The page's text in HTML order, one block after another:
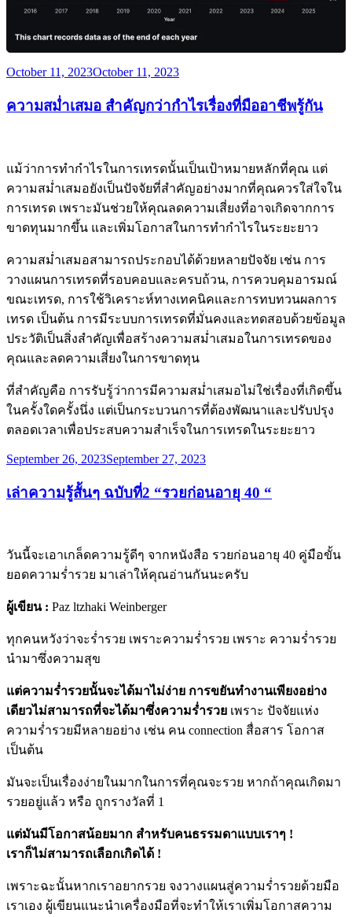
Posted
October 11, 2023October 11, 2023
ความสม่ำเสมอ สำคัญกว่ากำไรเรื่องที่มืออาชีพรู้กัน
แม้ว่าการทำกำไรในการเทรดนั้นเป็นเป้าหมายหลักที่คุณ แต่
ความสม่ำเสมอยังเป็นปัจจัยที่สำคัญอย่างมากที่คุณควรใส่ใจใน
การเทรด เพราะมันช่วยให้คุณลดความเสี่ยงที่อาจเกิดจากการ
ขาดทุนมากขึ้น และเพิ่มโอกาสในการทำกำไรในระยะยาว
ความสม่ำเสมอสามารถประกอบได้ด้วยหลายปัจจัย เช่น การ
วางแผนการเทรดที่รอบคอบและครบถ้วน, การควบคุมอารมณ์
ขณะเทรด, การใช้วิเคราะห์ทางเทคนิคและการทบทวนผลการ
เทรด เป็นต้น การมีระบบการเทรดที่มั่นคงและทดสอบด้วยข้อมูล
ประวัติเป็นสิ่งสำคัญเพื่อสร้างความสม่ำเสมอในการเทรดของ
คุณและลดความเสี่ยงในการขาดทุน
ที่สำคัญคือ การรับรู้ว่าการมีความสม่ำเสมอไม่ใช่เรื่องที่เกิดขึ้น
ในครั้งใดครั้งนึ่ง แต่เป็นกระบวนการที่ต้องพัฒนาและปรับปรุง
ตลอดเวลาเพื่อประสบความสำเร็จในการเทรดในระยะยาว
Posted
September 26, 2023September 27, 2023
เล่าความรู้สั้นๆ ฉบับที่2 “รวยก่อนอายุ 40 “
วันนี้จะเอาเกล็ดความรู้ดีๆ จากหนังสือ รวยก่อนอายุ 40 คู่มือขั้น
ยอดความร่ำรวย มาเล่าให้คุณอ่านกันนะครับ
ผู้เขียน : Paz ltzhaki Weinberger
ทุกคนหวังว่าจะร่ำรวย เพราะความร่ำรวย เพราะ ความร่ำรวย
นำมาซึ่งความสุข
แต่ความร่ำรวยนั้นจะได้มาไม่ง่าย การขยันทำงานเพียงอย่าง
เดียวไม่สามารถที่จะได้มาซึ่งความร่ำรวย เพราะ ปัจจัยแห่ง
ความร่ำรวยมีหลายอย่าง เช่น คน connection สื่อสาร โอกาส
เป็นต้น
มันจะเป็นเรื่องง่ายในมากในการที่คุณจะรวย หากถ้าคุณเกิดมา
รวยอยู่แล้ว หรือ ถูกรางวัลที่ 1
แต่มันมีโอกาสน้อยมาก สำหรับคนธรรมดาแบบเราๆ !
เราก็ไม่สามารถเลือกเกิดได้ !
เพราะฉะนั้นหากเราอยากรวย จงวางแผนสู่ความร่ำรวยด้วยมือ
เราเอง ผู้เขียนแนะนำเครื่องมือที่จะทำให้เราเพิ่มโอกาสความ